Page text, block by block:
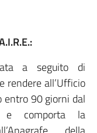
a seguito di
rendere all’Ufficio
entro 90 giorni dal
e comporta la